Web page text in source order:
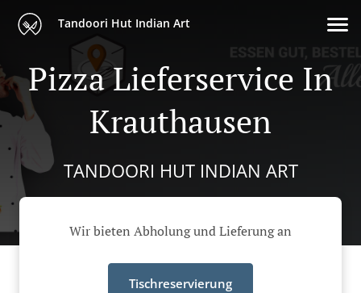
Tandoori Hut Indian Art
Pizza Lieferservice In
Krauthausen
TANDOORI HUT INDIAN ART
Wir bieten Abholung und Lieferung an
Tischreservierung